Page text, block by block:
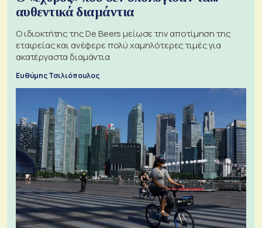
αυθεντικά διαμάντια
Ο ιδιοκτήτης της De Beers μείωσε την αποτίμηση της
εταιρείας και ανέφερε πολύ χαμηλότερες τιμές για
ακατέργαστα διαμάντια
Ευθύμης Τσιλιόπουλος